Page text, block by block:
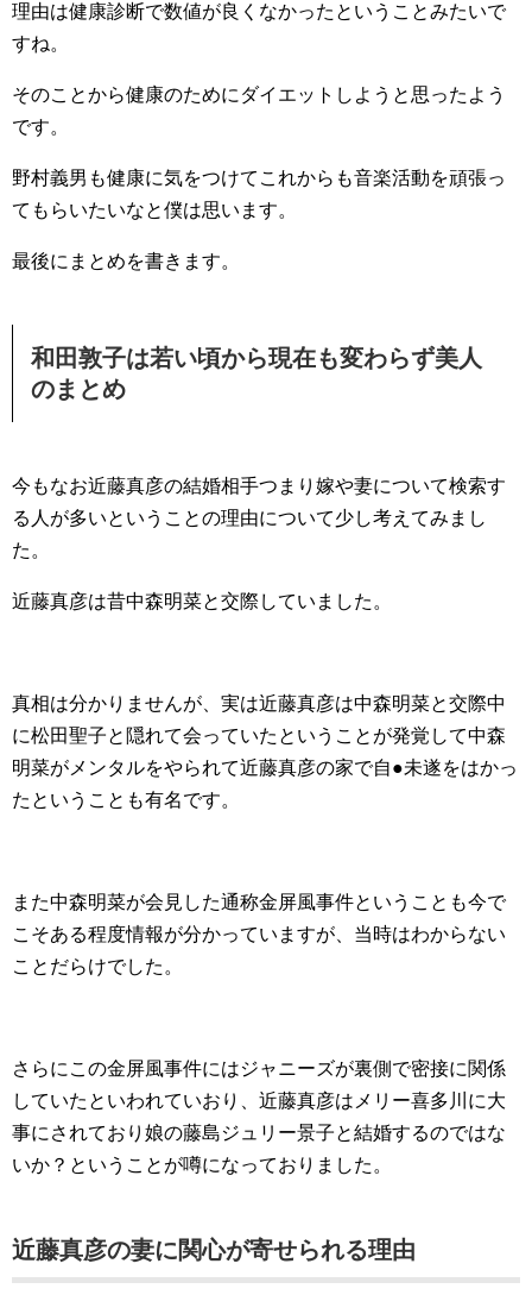
理由は健康診断で数値が良くなかったということみたいで
すね。
そのことから健康のためにダイエットしようと思ったよう
です。
野村義男も健康に気をつけてこれからも音楽活動を頑張っ
てもらいたいなと僕は思います。
最後にまとめを書きます。
和田敦子は若い頃から現在も変わらず美人
のまとめ
今もなお近藤真彦の結婚相手つまり嫁や妻について検索す
る人が多いということの理由について少し考えてみまし
た。
近藤真彦は昔中森明菜と交際していました。
真相は分かりませんが、実は近藤真彦は中森明菜と交際中
に松田聖子と隠れて会っていたということが発覚して中森
明菜がメンタルをやられて近藤真彦の家で自●未遂をはかっ
たということも有名です。
また中森明菜が会見した通称金屏風事件ということも今で
こそある程度情報が分かっていますが、当時はわからない
ことだらけでした。
さらにこの金屏風事件にはジャニーズが裏側で密接に関係
していたといわれていおり、近藤真彦はメリー喜多川に大
事にされており娘の藤島ジュリー景子と結婚するのではな
いか？ということが噂になっておりました。
近藤真彦の妻に関心が寄せられる理由